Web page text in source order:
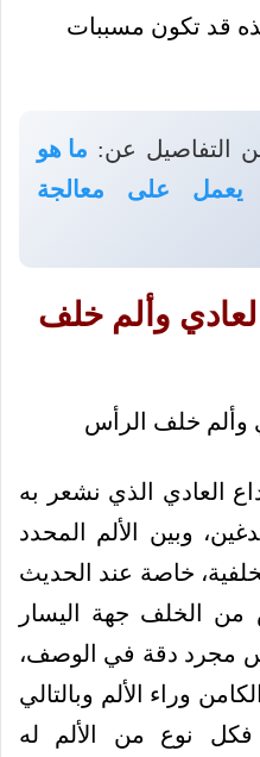
قد تكون مسببات
التفاصيل عن: ما هو
على معالجة
وألم خلف
العادي الذي نشعر به
وبين الألم المحدد
خاصة عند الحديث
الخلف جهة اليسار
مجرد دقة في الوصف،
وراء الألم وبالتالي
فكل نوع من الألم له